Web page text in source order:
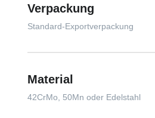
Verpackung
Standard-Exportverpackung
Material
42CrMo, 50Mn oder Edelstahl